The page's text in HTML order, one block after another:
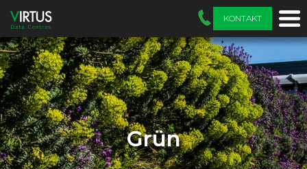
KONTAKT
Grün